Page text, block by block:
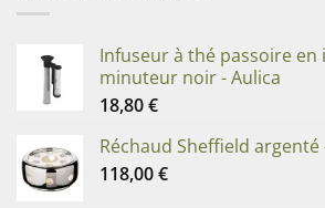
Infuseur à thé passoire en
minuteur noir - Aulica
18,80€
Réchaud Sheffield argenté
118,00€